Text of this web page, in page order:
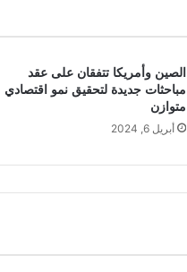
الصين وأمريكا تتفقان على عقد
مباحثات جديدة لتحقيق نمو اقتصادي
متوازن
أبريل 6, 2024